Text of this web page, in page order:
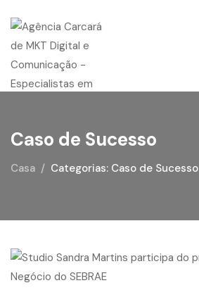
Caso de Sucesso
Casa Categorias: Caso de Sucesso